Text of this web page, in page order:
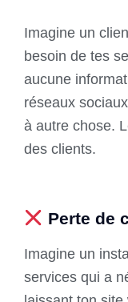
Imagine un
besoin de tes
aucune
réseaux
à autre chose.
des clients.
Perte de
Imagine un
services qui a